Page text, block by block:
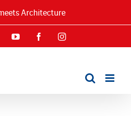
Architecture
YouTube FacebookInstagram